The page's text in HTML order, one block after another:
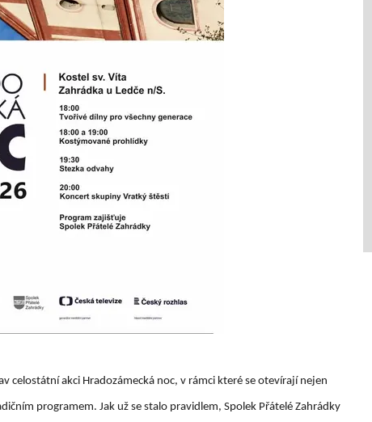
celostátní akci Hradozámecká noc, v rámci které se otevírají nejen
programem. Jak už se stalo pravidlem, Spolek Přátelé Zahrádky